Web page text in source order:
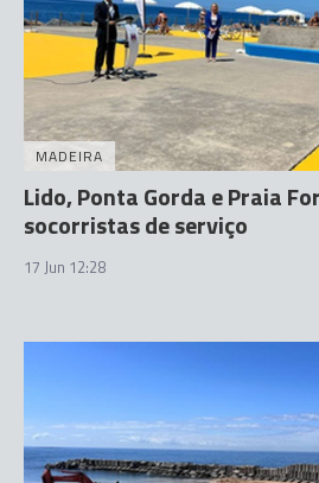
MADEIRA
Lido, Ponta Gorda e Praia
socorristas de serviço
17 Jun 12:28